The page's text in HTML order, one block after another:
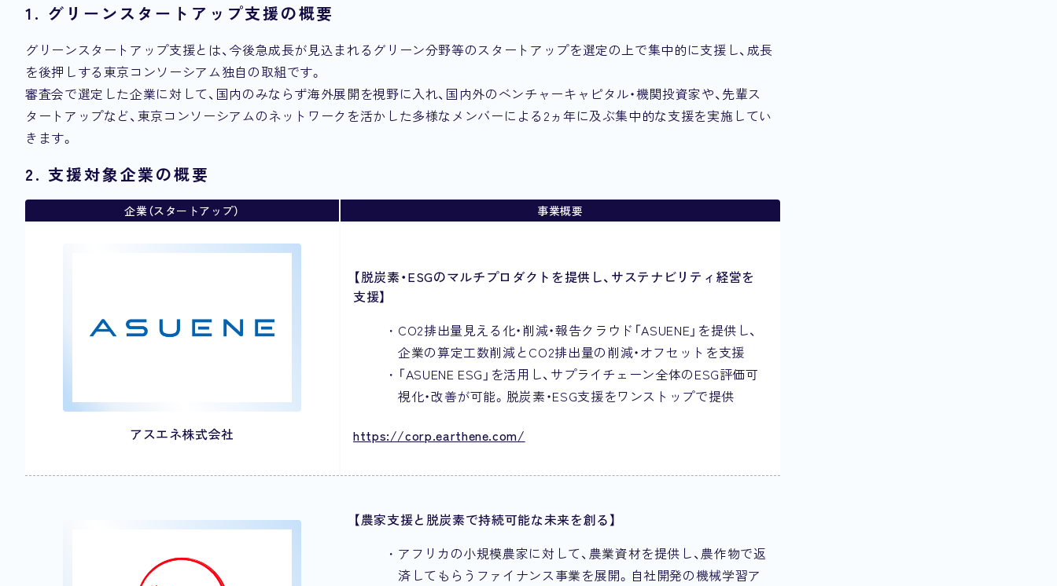
1. グリーンスタートアップ支援の概要
グリーンスタートアップ支援とは、今後急成長が見込まれるグリーン分野等のスタートアップを選定の上で集中的に支援し、成長
を後押しする東京コンソーシアム独自の取組です。
審査会で選定した企業に対して、国内のみならず海外展開を視野に入れ、国内外のベンチャーキャピタル・機関投資家や、先輩ス
タートアップなど、東京コンソーシアムのネットワークを活かした多様なメンバーによる2ヵ年に及ぶ集中的な支援を実施してい
きます。
2. 支援対象企業の概要
企業（スタートアップ） 事業概要
アスエネ株式会社
【脱炭素・ESGのマルチプロダクトを提供し、サステナビリティ経営を
支援】
CO2排出量見える化・削減・報告クラウド「ASUENE」を提供し、
企業の算定工数削減とCO2排出量の削減・オフセットを支援
「ASUENE ESG」を活用し、サプライチェーン全体のESG評価可
視化・改善が可能。脱炭素・ESG支援をワンストップで提供
https://corp.earthene.com/
【農家支援と脱炭素で持続可能な未来を創る】
アフリカの小規模農家に対して、農業資材を提供し、農作物で返
済してもらうファイナンス事業を展開。自社開発の機械学習ア